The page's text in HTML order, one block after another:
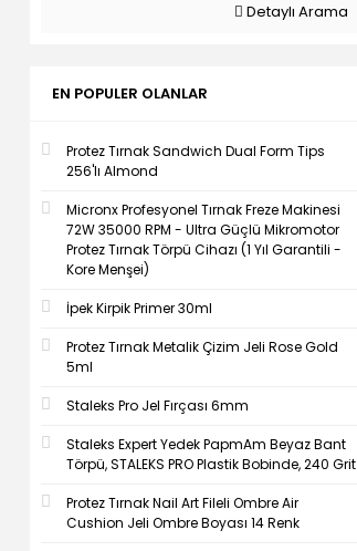
Detaylı Arama
EN POPULER OLANLAR
Protez Tırnak Sandwich Dual Form Tips
256'lı Almond
Micronx Profesyonel Tırnak Freze Makinesi
72W 35000 RPM - Ultra Güçlü Mikromotor
Protez Tırnak Törpü Cihazı (1 Yıl Garantili -
Kore Menşei)
İpek Kirpik Primer 30ml
Protez Tırnak Metalik Çizim Jeli Rose Gold
5ml
Staleks Pro Jel Fırçası 6mm
Staleks Expert Yedek PapmAm Beyaz Bant
Törpü, STALEKS PRO Plastik Bobinde, 240 Grit
Protez Tırnak Nail Art Fileli Ombre Air
Cushion Jeli Ombre Boyası 14 Renk